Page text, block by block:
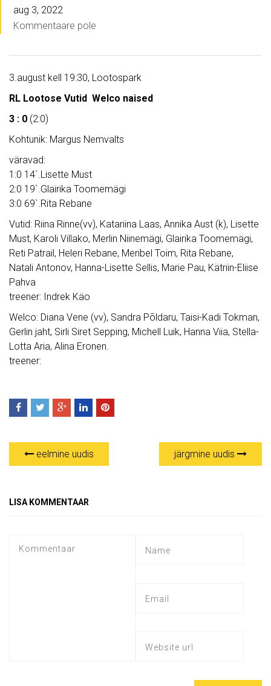
aug 3, 2022
Kommentaare pole
3.august kell 19:30, Lootospark
RL Lootose Vutid Welco naised
3 : 0 (2:0)
Kohtunik: Margus Nemvalts
väravad:
1:0 14`.Lisette Must
2:0 19`.Glairika Toomemägi
3:0 69`.Rita Rebane
Vutid: Riina Rinne(vv), Katariina Laas, Annika Aust (k), Lisette
Must, Karoli Villako, Merlin Niinemägi, Glairika Toomemägi,
Reti Patrail, Heleri Rebane, Meribel Toim, Rita Rebane,
Natali Antonov, Hanna-Lisette Sellis, Marie Pau, Kätriin-Eliise
Pahva
treener: Indrek Käo
Welco: Diana Vene (vv), Sandra Põldaru, Taisi-Kadi Tokman,
Gerlin jaht, Sirli Siret Sepping, Michell Luik, Hanna Viia, Stella-
Lotta Aria, Alina Eronen.
treener:
eelmine uudis järgmine uudis
LISA KOMMENTAAR